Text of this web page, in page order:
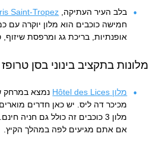
בלב העיר העתיקה, Saint-Tropez
חמישה כוכבים הוא מלון יוקרה עם
אופנתיות, בריכת גג ומרפסת שיזוף,
מלונות בתקציב בינוני בסן טרופז
מלון Hôtel des Lices
נמצא במרחק
מכיכר דה ליס. יש כאן חדרים מוארים
מלון 3 כוכבים זה כולל גם חניה
אם אתם מגיעים לפה במהלך הקיץ.